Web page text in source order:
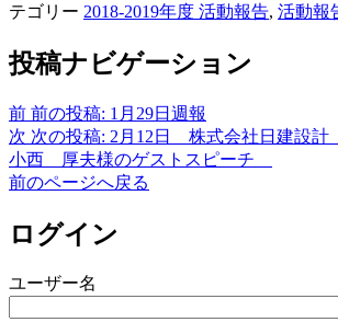
テゴリー 2018-2019年度 活動報告, 活動報
投稿ナビゲーション
前 前の投稿: 1月29日週報
次 次の投稿: 2月12日 株式会社日建設
小西 厚夫様のゲストスピーチ
前のページへ戻る
ログイン
ユーザー名